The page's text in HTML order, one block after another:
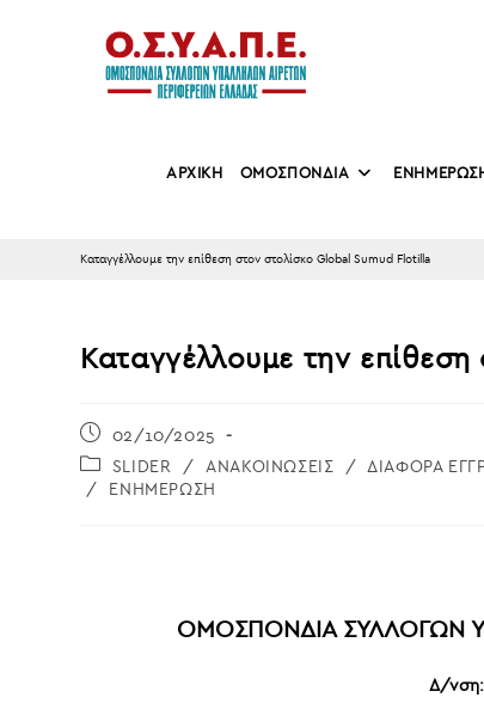
ΑΡΧΙΚΗ ΟΜΟΣΠΟΝΔΙΑ
Καταγγέλλουμε την επίθεση στον στολίσκο Global Sumud Flotilla
Καταγγέλλουμε την
Post
published:
02/10/2025
Post
category:
SLIDER / ΑΝΑΚΟΙΝΩΣΕΙΣ / ΔΙΑΦΟΡΑ
/
ΕΝΗΜΕΡΩΣΗ
ΟΜΟΣΠΟΝΔΙΑ ΣΥΛΛΟΓΩΝ
Δ/